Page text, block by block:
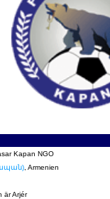
Kapan NGO
, Armenien
är Arjér